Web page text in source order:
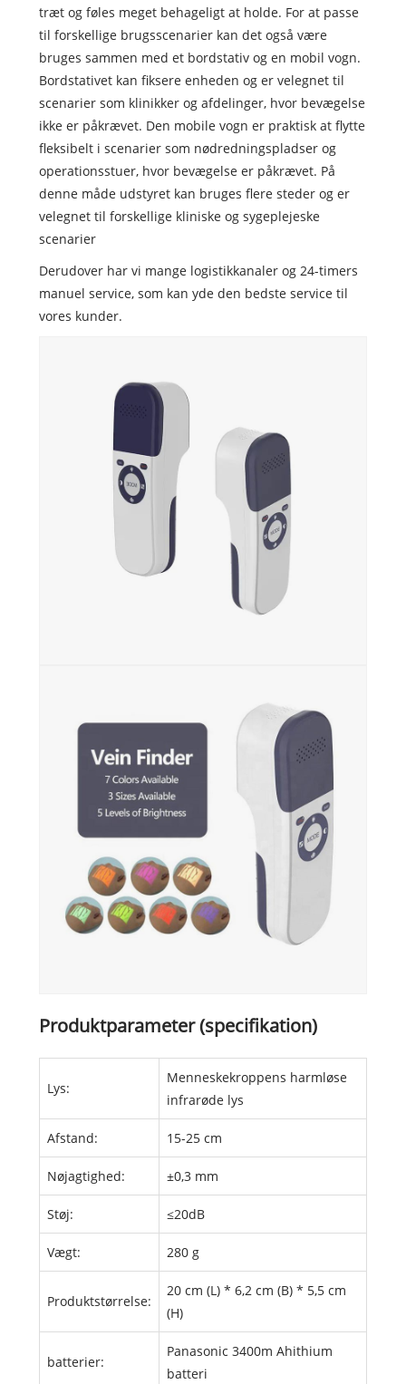
træt og føles meget behageligt at holde. For at passe
til forskellige brugsscenarier kan det også være
bruges sammen med et bordstativ og en mobil vogn.
Bordstativet kan fiksere enheden og er velegnet til
scenarier som klinikker og afdelinger, hvor bevægelse
ikke er påkrævet. Den mobile vogn er praktisk at flytte
fleksibelt i scenarier som nødredningspladser og
operationsstuer, hvor bevægelse er påkrævet. På
denne måde udstyret kan bruges flere steder og er
velegnet til forskellige kliniske og sygeplejeske
scenarier
Derudover har vi mange logistikkanaler og 24-timers
manuel service, som kan yde den bedste service til
vores kunder.
Produktparameter (specifikation)
Lys:
Menneskekroppens harmløse
infrarøde lys
Afstand: 15-25 cm
Nøjagtighed: ±0,3 mm
Støj: ≤20dB
Vægt: 280 g
Produktstørrelse:
20 cm (L) * 6,2 cm (B) * 5,5 cm
(H)
batterier:
Panasonic 3400m Ahithium
batteri